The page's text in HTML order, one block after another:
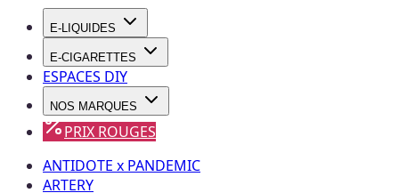
E-LIQUIDES
E-CIGARETTES
ESPACES DIY
NOS MARQUES
PRIX ROUGES
ANTIDOTE x PANDEMIC
ARTERY